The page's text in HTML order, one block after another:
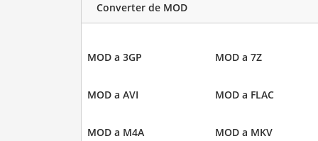
Converter de MOD
MOD a 3GP MOD a 7Z
MOD a AVI MOD a FLAC
MOD a M4A MOD a MKV